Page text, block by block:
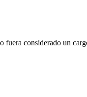
considerado un